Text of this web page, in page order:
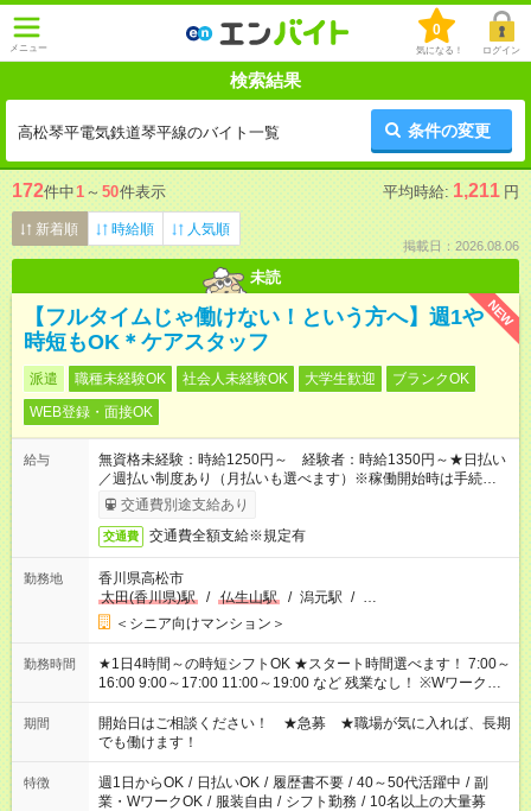
メニュー
0
気になる！ ログイン
検索結果
高松琴平電気鉄道琴平線のバイト一覧 条件の変更
172件中1 ～ 50件表示 平均時給: 1,211 円
新着順 時給順 人気順
掲載日：2026.08.06
未読
NEW
【フルタイムじゃ働けない！という方へ】週1や
時短もOK＊ケアスタッフ
派遣 職種未経験OK 社会人未経験OK 大学生歓迎
ブランクOK
WEB登録・面接OK
給与
無資格未経験：時給1250円～ 経験者：時給1350円～★日払い
／週払い制度あり（月払いも選べます）※稼働開始時は手続き完
了次第のお支払いとなります。
交通費別途支給あり
交通費 交通費全額支給※規定有
勤務地
香川県高松市
太田(香川県)駅
/ 仏生山駅 / 潟元駅 / …
＜シニア向けマンション＞
勤務時間
★1日4時間～の時短シフトOK ★スタート時間選べます！ 7:00～
16:00 9:00～17:00 11:00～19:00 など 残業なし！ ※Wワークの
場合、他のお仕事と合わせ週40時間超の就業はご案内できませ
ん ※法令に基づき、週20時間以上勤務は社会保険への加入対象
となります ※労働者派遣法（日雇い派遣の原則禁止）により、
短時間・短期間の就業はご案内が難しい場合があります
期間
開始日はご相談ください！ ★急募 ★職場が気に入れば、長期
でも働けます！
特徴 週1日からOK / 日払いOK / 履歴書不要 / 40～50代活躍中 / 副
業・WワークOK / 服装自由 / シフト勤務 / 10名以上の大量募